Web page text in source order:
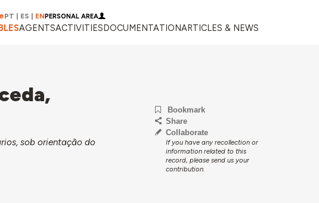
PT ES ENPERSONAL AREA
AGENTSACTIVITIESDOCUMENTATIONARTICLES & NEWS
sob orientação do
Bookmark
Share
Collaborate
If you have any recollection or
information related to this
record, please send us your
contribution.